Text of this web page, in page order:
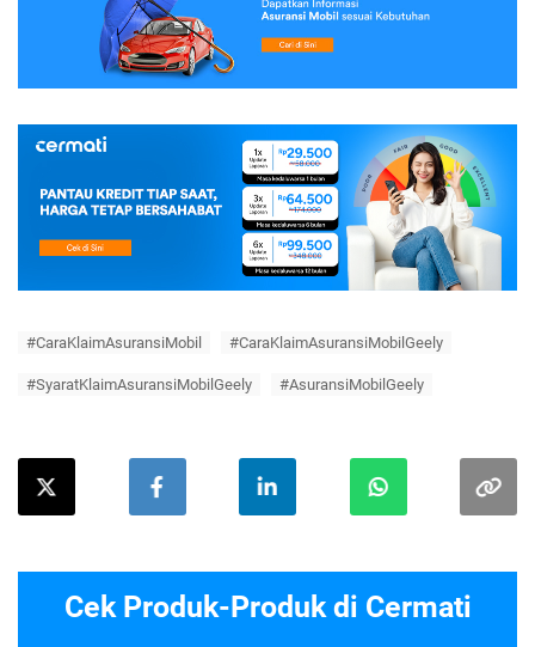
#CaraKlaimAsuransiMobil #CaraKlaimAsuransiMobilGeely
#SyaratKlaimAsuransiMobilGeely #AsuransiMobilGeely
Cek Produk-Produk di Cermati